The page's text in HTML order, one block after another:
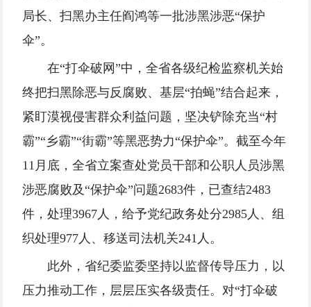
局长、扫黑办主任阎鸿等一批涉黑涉恶“保护
伞”。
在“打伞破网”中，全省各级纪检监察机关始
终把扫黑除恶与反腐败、基层“拍蝇”结合起来，
紧盯漠视侵害群众利益问题，坚决铲除充当“村
霸”“乡霸”“街霸”等黑恶势力“保护伞”。截至今年
11月底，全省立案查处党员干部和公职人员涉黑
涉恶腐败及“保护伞”问题2683件，已查结2483
件，处理3967人，给予党纪政务处分2985人、组
织处理977人、移送司法机关241人。
此外，省纪委监委坚持以监督传导压力，以
压力推动工作，层层压实各级责任。对“打伞破